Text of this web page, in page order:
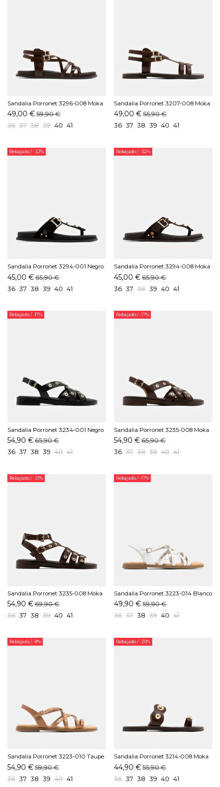
Sandalia Porronet 3296-008 Moka
49,00 €59,90 €
36 37 38 39 40 41
Sandalia Porronet 3207-008 Moka
49,00 € 55,90 €
36 37 38 39 40 41
Rebajado/ -32%
Sandalia Porronet 3294-001 Negro
45,00 €65,90 €
36 37 38 39 40 41
Rebajado/ -32%
Sandalia Porronet 3294-008 Moka
45,00 € 65,90 €
36 37 38 39 40 41
Rebajado/ -17%
Sandalia Porronet 3234-001 Negro
54,90 €65,90 €
36 37 38 39 40 41
Rebajado/ -17%
Sandalia Porronet 3235-008 Moka
54,90 € 65,90 €
36 37 38 39 40 41
Rebajado/ -21%
Sandalia Porronet 3235-008 Moka
54,90 €69,90 €
36 37 38 39 40 41
Rebajado/ -17%
Sandalia Porronet 3223-014 Blanco
49,90 € 59,90 €
36 37 38 39 40 41
Rebajado/ -8%
Sandalia Porronet 3223-010 Taupe
54,90 €59,90 €
36 37 38 39 40 41
Rebajado/ -20%
Sandalia Porronet 3214-008 Moka
44,90 € 55,90 €
36 37 38 39 40 41